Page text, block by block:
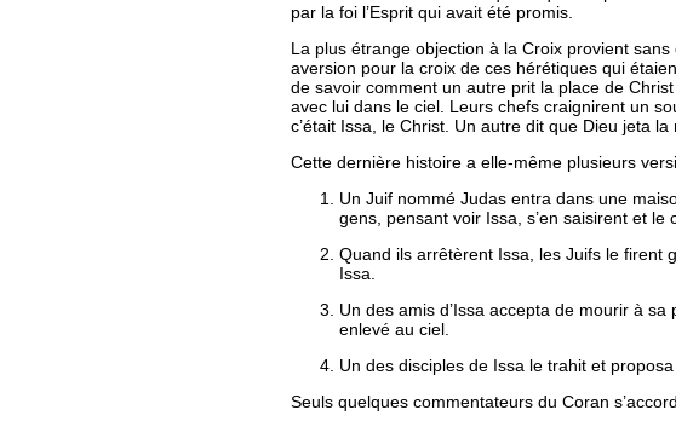
par la foi l’Esprit qui avait été promis.
La plus étrange objection à la Croix provient
aversion pour la croix de ces hérétiques qui
de savoir comment un autre prit la place de
avec lui dans le ciel. Leurs chefs craignirent un
c’était Issa, le Christ. Un autre dit que Dieu jeta
Cette dernière histoire a elle-même plusieurs
Un Juif nommé Judas entra dans une
gens, pensant voir Issa, s’en saisirent et le
Quand ils arrêtèrent Issa, les Juifs le firent
Issa
Un des amis d’Issa accepta de mourir à
enlevé au ciel.
Un des disciples de Issa le trahit et
Seuls quelques commentateurs du Coran